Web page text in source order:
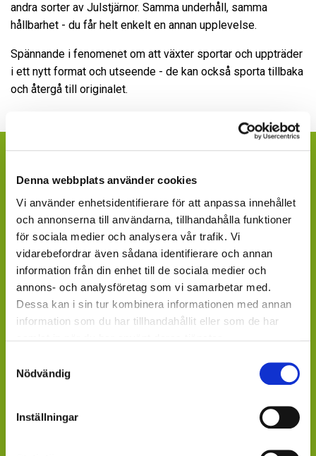
Denna webbplats använder cookies
Vi använder enhetsidentifierare för att anpassa innehållet
och annonserna till användarna, tillhandahålla funktioner
för sociala medier och analysera vår trafik. Vi
vidarebefordrar även sådana identifierare och annan
information från din enhet till de sociala medier och
annons- och analysföretag som vi samarbetar med.
Dessa kan i sin tur kombinera informationen med annan
information som du har tillhandahållit eller som de har
Nödvändig
Inställningar
andra sorter av Julstjärnor. Samma underhåll, samma
hållbarhet - du får helt enkelt en annan upplevelse.
Spännande i fenomenet om att växter sportar och uppträder
i ett nytt format och utseende - de kan också sporta tillbaka
och återgå till originalet.
INKÖPSSTÄLLEN?
Fråga efter produkterna lokalt, där du köper dina växter.
Våra produkter finns under säsong tillgängliga att
beställa hos ett rikstäckande nätverk av återförsäljare
av växter och blommor.
GARDENCENTER: Blomsterlandet, Granngården,
Hornbach, Plantagen, Bauhaus, Bogrönt och många
fristående GardenCenter och Handelsträdgårdar.
tillhandahåller ett begränsat utbud.
presenterar ett personligt utbud och kan beställa hem